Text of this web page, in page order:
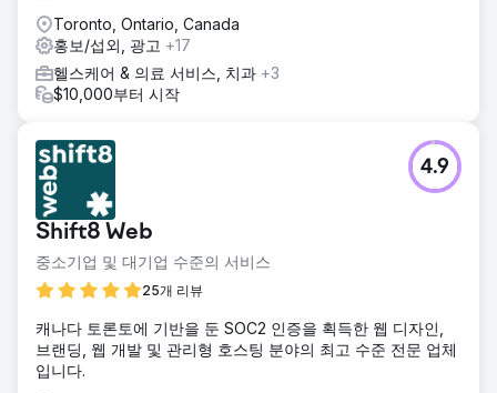
Toronto, Ontario, Canada
홍보/섭외, 광고 +17
헬스케어 & 의료 서비스, 치과 +3
$10,000부터 시작
Shift8 Web
중소기업 및 대기업 수준의 서비스
25개 리뷰
4.9
캐나다 토론토에 기반을 둔 SOC2 인증을 획득한 웹 디자인,
브랜딩, 웹 개발 및 관리형 호스팅 분야의 최고 수준 전문 업체
입니다.